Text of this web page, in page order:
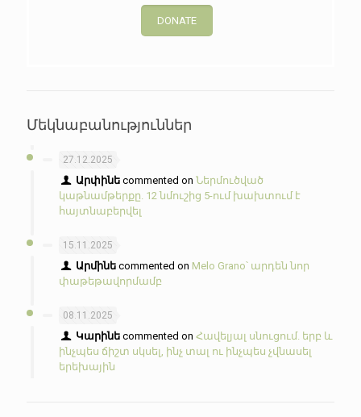
DONATE
Մեկնաբանություններ
27.12.2025
Արփինե commented onՆերմուծված
կաթնամթերքը. 12 նմուշից 5-ում խախտում է
հայտնաբերվել
15.11.2025
Արմինե commented on Melo Grano՝ արդեն նոր
փաթեթավորմամբ
08.11.2025
Կարինե commented onՀավելյալ սնուցում. երբ և
ինչպես ճիշտ սկսել, ինչ տալ ու ինչպես չվնասել
երեխային